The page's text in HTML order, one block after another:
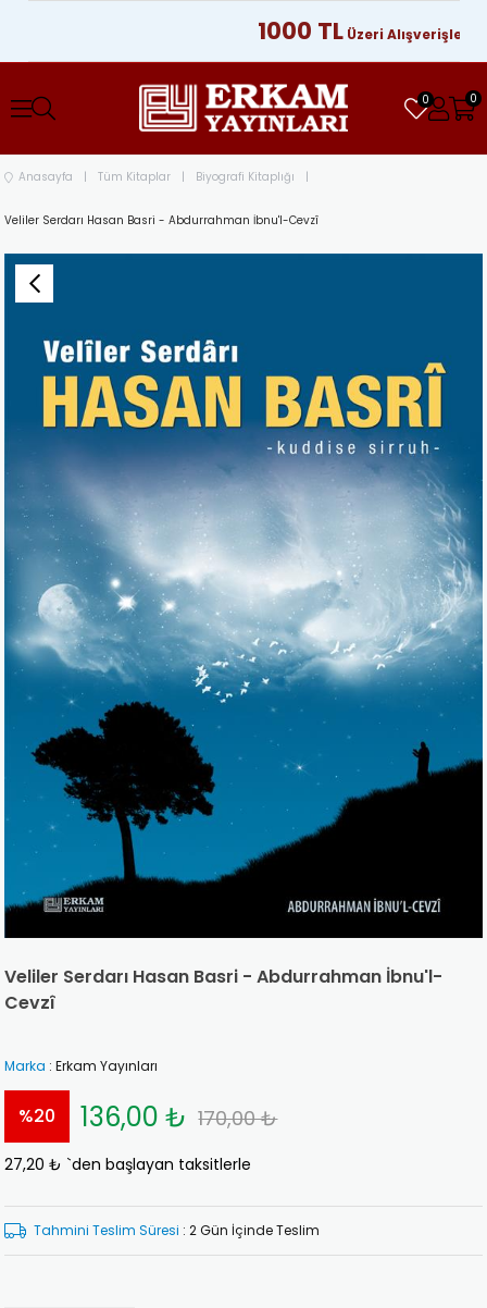
1000 TLÜzeri Alışverişlerinizde
0 0
Anasayfa Tüm Kitaplar Biyografi Kitaplığı
Veliler Serdarı Hasan Basri - Abdurrahman İbnu'l-Cevzî
Veliler Serdarı Hasan Basri - Abdurrahman İbnu'l-
Cevzî
Marka : Erkam Yayınları
%20
İndirim
170,00 ₺
136,00 ₺
27,20 ₺ `den başlayan taksitlerle
Tahmini Teslim Süresi : 2 Gün İçinde Teslim